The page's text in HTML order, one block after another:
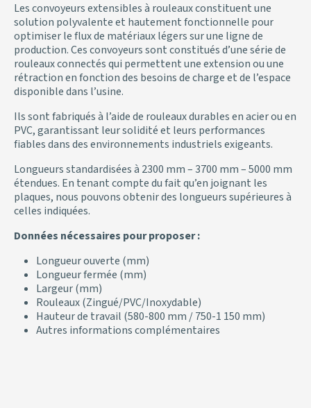
Les convoyeurs extensibles à rouleaux constituent une
solution polyvalente et hautement fonctionnelle pour
optimiser le flux de matériaux légers sur une ligne de
production. Ces convoyeurs sont constitués d’une série de
rouleaux connectés qui permettent une extension ou une
rétraction en fonction des besoins de charge et de l’espace
disponible dans l’usine.
Ils sont fabriqués à l’aide de rouleaux durables en acier ou en
PVC, garantissant leur solidité et leurs performances
fiables dans des environnements industriels exigeants.
Longueurs standardisées à 2300 mm – 3700 mm – 5000 mm
étendues. En tenant compte du fait qu’en joignant les
plaques, nous pouvons obtenir des longueurs supérieures à
celles indiquées.
Données nécessaires pour proposer :
Longueur ouverte (mm)
Longueur fermée (mm)
Largeur (mm)
Rouleaux (Zingué/PVC/Inoxydable)
Hauteur de travail (580-800 mm / 750-1 150 mm)
Autres informations complémentaires